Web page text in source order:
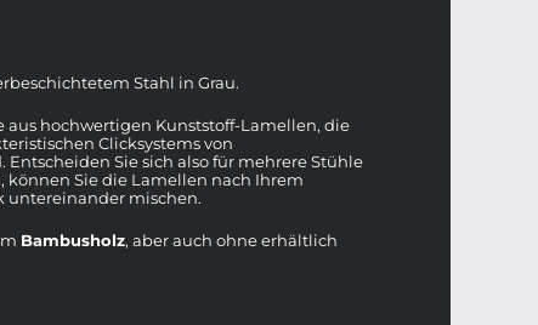
Stahl in Grau.
aus hochwertigen Kunststoff-Lamellen, die
Clicksystems von
Entscheiden Sie sich also für mehrere Stühle
können Sie die Lamellen nach Ihrem
untereinander mischen.
Bambusholz, aber auch ohne erhältlich